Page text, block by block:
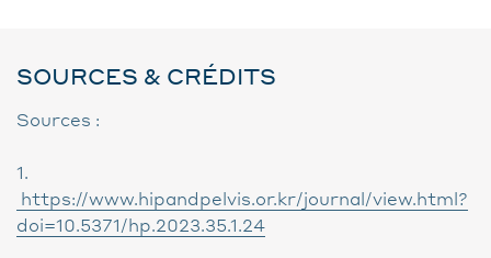
SOURCES & CRÉDITS
Sources :
1.
https://www.hipandpelvis.or.kr/journal/view.html?
doi=10.5371/hp.2023.35.1.24